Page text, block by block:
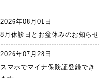
2026年08月01日
8月休診日とお盆休みのお知らせ
2026年07月28日
スマホでマイナ保険証登録でき